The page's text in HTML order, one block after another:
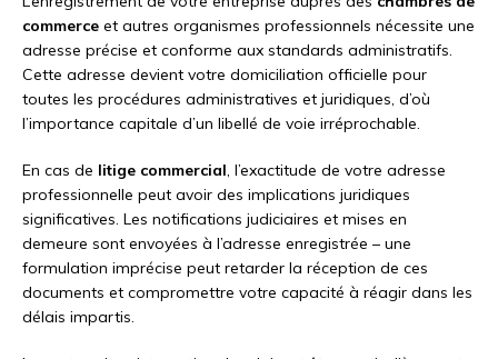
commerce et autres organismes professionnels nécessite une
adresse précise et conforme aux standards administratifs.
Cette adresse devient votre domiciliation officielle pour
toutes les procédures administratives et juridiques, d’où
l’importance capitale d’un libellé de voie irréprochable.
En cas de litige commercial, l’exactitude de votre adresse
professionnelle peut avoir des implications juridiques
significatives. Les notifications judiciaires et mises en
demeure sont envoyées à l’adresse enregistrée – une
formulation imprécise peut retarder la réception de ces
documents et compromettre votre capacité à réagir dans les
délais impartis.